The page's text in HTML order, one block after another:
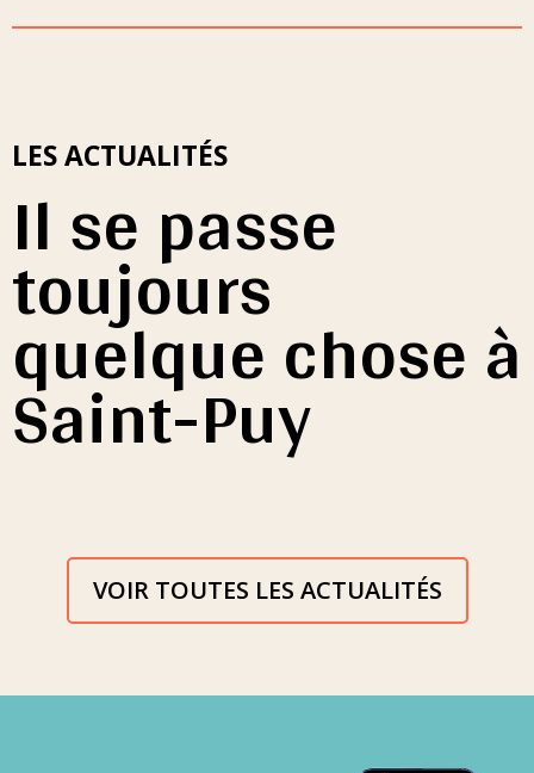
LES ACTUALITÉS
Il se passe
toujours
quelque chose à
Saint-Puy
VOIR TOUTES LES ACTUALITÉS